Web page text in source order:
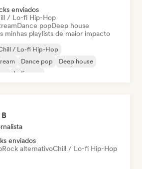
enviados
/ Lo-fi Hip-Hop
Dance popDeep house
minhas playlists de maior impacto
/ Lo-fi Hip-Hop
Dance pop
Deep house
Indie pop
enviados
Rock alternativoChill / Lo-fi Hip-Hop